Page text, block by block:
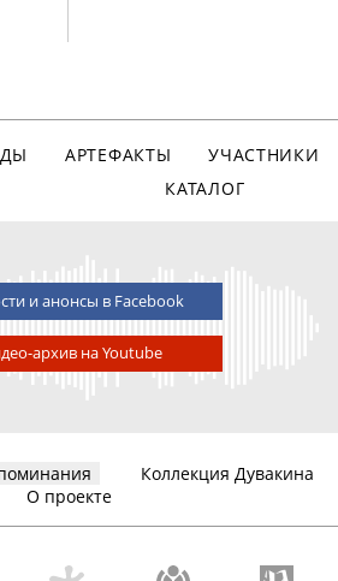
АРТЕФАКТЫ
УЧАСТНИКИ
КАТАЛОГ
и анонсы в Facebook
архив на Youtube
Коллекция Дувакина
О проекте